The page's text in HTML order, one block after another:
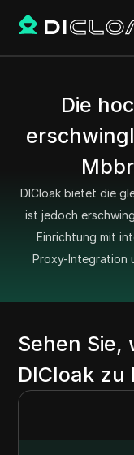
Die
DICloak bietet die
ist jedoch
Einrichtung mit
Proxy-Integration
Sehen Sie,
DICloak zu